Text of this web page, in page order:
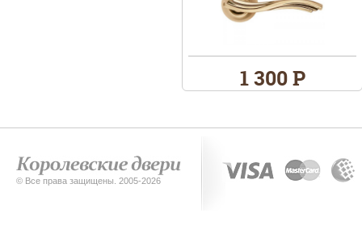
1 300 Р
© Все права защищены. 2005-2026